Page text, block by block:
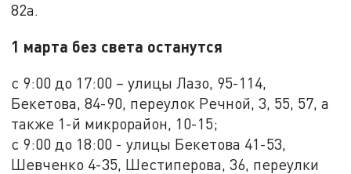
82а.
1 марта без света останутся
с 9:00 до 17:00 – улицы Лазо, 95-114,
Бекетова, 84-90, переулок Речной, 3, 55, 57, а
также 1-й микрорайон, 10-15;
с 9:00 до 18:00 - улицы Бекетова 41-53,
Шевченко 4-35, Шестиперова, 36, переулки